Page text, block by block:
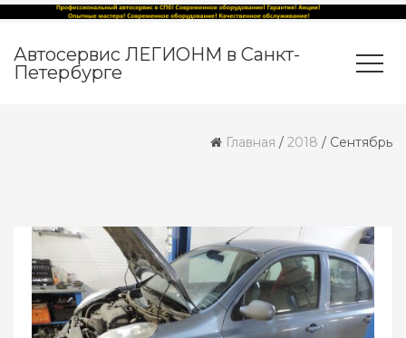
Автосервис ЛЕГИОНМ в Санкт-
Петербурге
Главная / 2018 / Сентябрь